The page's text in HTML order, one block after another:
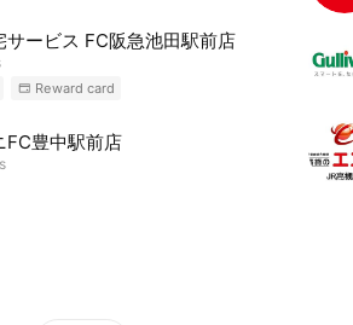
サービス FC阪急池田駅前店
Reward card
FC豊中駅前店